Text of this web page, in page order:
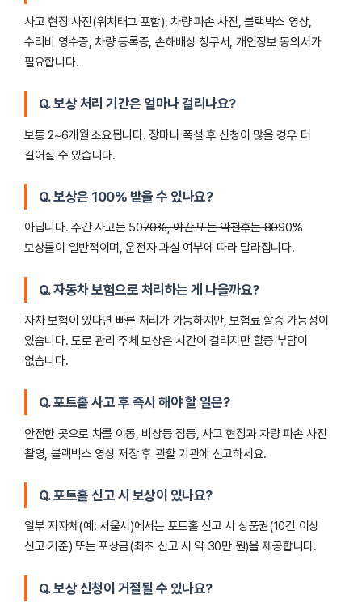
사고 현장 사진(위치태그 포함), 차량 파손 사진, 블랙박스 영상,
수리비 영수증, 차량 등록증, 손해배상 청구서, 개인정보 동의서가
필요합니다.
Q. 보상 처리 기간은 얼마나 걸리나요?
보통 2~6개월 소요됩니다. 장마나 폭설 후 신청이 많을 경우 더
길어질 수 있습니다.
Q. 보상은 100% 받을 수 있나요?
아닙니다. 주간 사고는 5070%, 야간 또는 악천후는 8090%
보상률이 일반적이며, 운전자 과실 여부에 따라 달라집니다.
Q. 자동차 보험으로 처리하는 게 나을까요?
자차 보험이 있다면 빠른 처리가 가능하지만, 보험료 할증 가능성이
있습니다. 도로 관리 주체 보상은 시간이 걸리지만 할증 부담이
없습니다.
Q. 포트홀 사고 후 즉시 해야 할 일은?
안전한 곳으로 차를 이동, 비상등 점등, 사고 현장과 차량 파손 사진
촬영, 블랙박스 영상 저장 후 관할 기관에 신고하세요.
Q. 포트홀 신고 시 보상이 있나요?
일부 지자체(예: 서울시)에서는 포트홀 신고 시 상품권(10건 이상
신고 기준) 또는 포상금(최초 신고 시 약 30만 원)을 제공합니다.
Q. 보상 신청이 거절될 수 있나요?